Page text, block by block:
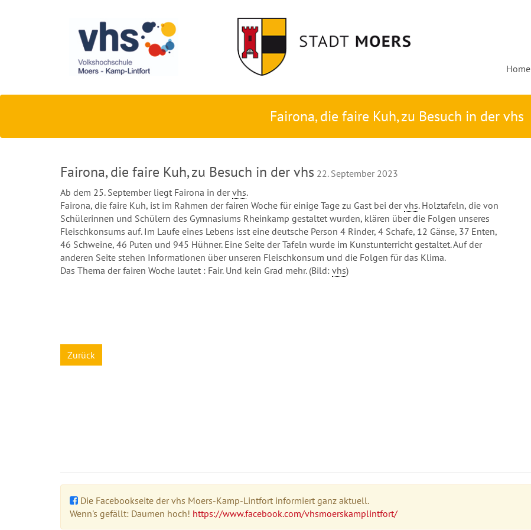
Home
Fairona, die faire Kuh, zu Besuch in der vhs
Fairona, die faire Kuh, zu Besuch in der vhs 22. September 2023
Ab dem 25. September liegt Fairona in dervhs.
Fairona, die faire Kuh, ist im Rahmen der fairen Woche für einige Tage zu Gast bei dervhs. Holztafeln, die von
Schülerinnen und Schülern des Gymnasiums Rheinkamp gestaltet wurden, klären über die Folgen unseres
Fleischkonsums auf. Im Laufe eines Lebens isst eine deutsche Person 4 Rinder, 4 Schafe, 12 Gänse, 37 Enten,
46 Schweine, 46 Puten und 945 Hühner. Eine Seite der Tafeln wurde im Kunstunterricht gestaltet. Auf der
anderen Seite stehen Informationen über unseren Fleischkonsum und die Folgen für das Klima.
Das Thema der fairen Woche lautet : Fair. Und kein Grad mehr. (Bild: vhs)
Zurück
Die Facebookseite der vhs Moers-Kamp-Lintfort informiert ganz aktuell.
Wenn's gefällt: Daumen hoch! https://www.facebook.com/vhsmoerskamplintfort/